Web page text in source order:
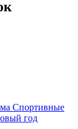
Спортивные
год